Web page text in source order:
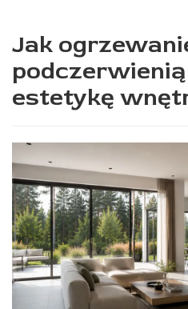
Jak
estetykę